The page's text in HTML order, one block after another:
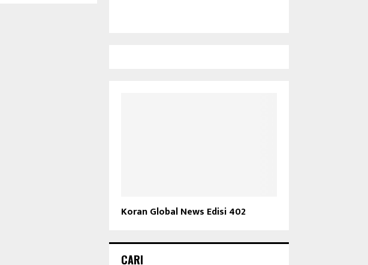
Koran Global News Edisi 402
CARI